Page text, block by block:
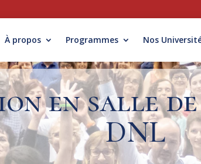
À propos Programmes Nos
en salle
DNL